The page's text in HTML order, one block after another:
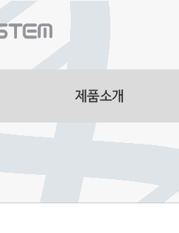
Manufacturing
Smart Logistics